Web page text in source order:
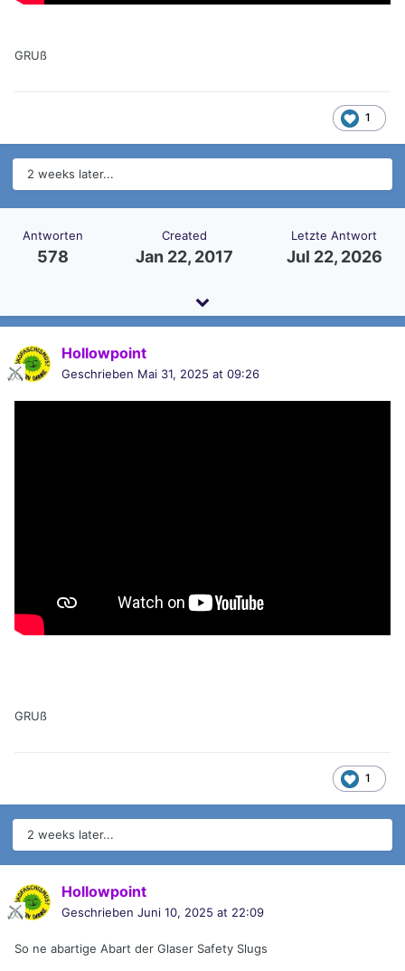
GRUß
1
2 weeks later...
Antworten
578
Created
Jan 22, 2017
Letzte Antwort
Jul 22, 2026
Hollowpoint
Geschrieben Mai 31, 2025 at 09:26
GRUß
1
2 weeks later...
Hollowpoint
Geschrieben Juni 10, 2025 at 22:09
So ne abartige Abart der Glaser Safety Slugs